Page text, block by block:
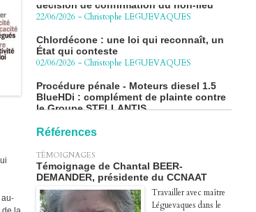
Chlordécone : une loi qui reconnaît, un
État qui conteste
Procédure pénale - Moteurs diesel 1.5
BlueHDi : complément de plainte contre
27/04/2026 -Christophe LEGUEVAQUES
Péage autoroute : tout savoir (ou
le 2 avril
Références
TÉMOIGNAGES
Témoignage de Chantal BEER-
DEMANDER, présidente du CCNAAT
Travailler avec maître
Léguevaques dans le